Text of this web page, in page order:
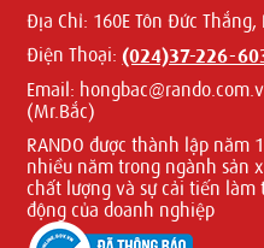
Địa Chỉ: 160E Tôn Đức Thắng,
Điện Thoại:(024)37-226-
Email:
(Mr.Bắc)
RANDO được thành lập năm
nhiều năm trong ngành sản
chất lượng và sự cải tiến làm
động của doanh nghiệp